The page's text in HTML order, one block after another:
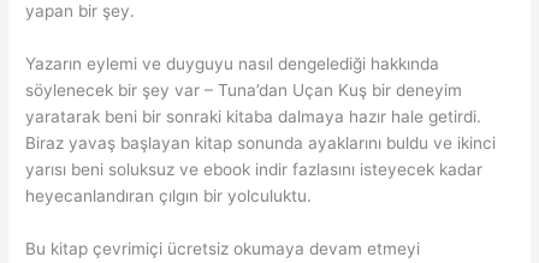
yapan bir şey.
Yazarın eylemi ve duyguyu nasıl dengelediği hakkında
söylenecek bir şey var – Tuna’dan Uçan Kuş bir deneyim
yaratarak beni bir sonraki kitaba dalmaya hazır hale getirdi.
Biraz yavaş başlayan kitap sonunda ayaklarını buldu ve ikinci
yarısı beni soluksuz ve ebook indir fazlasını isteyecek kadar
heyecanlandıran çılgın bir yolculuktu.
Bu kitap çevrimiçi ücretsiz okumaya devam etmeyi